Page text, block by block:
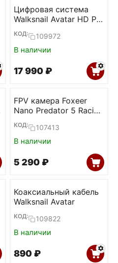
Цифровая система
Walksnail Avatar HD Pro
Kit
КОД: 109972
В наличии
17 990 ₽
FPV камера Foxeer
Nano Predator 5 Racing
Super WDR 4ms (Red)
КОД: 107413
В наличии
5 290 ₽
Коаксиальный кабель
Walksnail Avatar
КОД: 109822
В наличии
‍890‍ ₽